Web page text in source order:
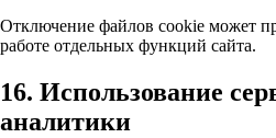
Отключение файлов cookie может
работе отдельных функций сайта.
16. Использование
аналитики